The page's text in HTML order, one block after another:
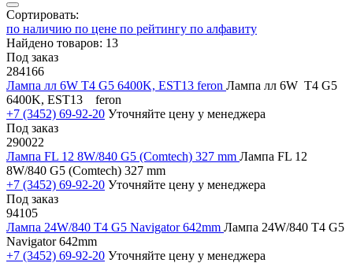
Сортировать:
по наличию по цене по рейтингу по алфавиту
Найдено товаров: 13
Под заказ
284166
Лампа лл 6W T4 G5 6400K, EST13 feron Лампа лл 6W T4 G5
6400K, EST13 feron
+7 (3452) 69-92-20 Уточняйте цену у менеджера
Под заказ
290022
Лампа FL 12 8W/840 G5 (Comtech) 327 mm Лампа FL 12
8W/840 G5 (Comtech) 327 mm
+7 (3452) 69-92-20 Уточняйте цену у менеджера
Под заказ
94105
Лампа 24W/840 T4 G5 Navigator 642mm Лампа 24W/840 T4 G5
Navigator 642mm
+7 (3452) 69-92-20 Уточняйте цену у менеджера